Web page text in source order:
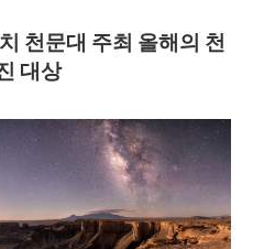
천문대 주최 올해의 천
대상